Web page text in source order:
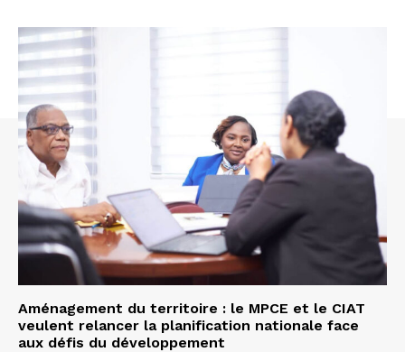
Aménagement du territoire : le MPCE et le CIAT
veulent relancer la planification nationale face
aux défis du développement